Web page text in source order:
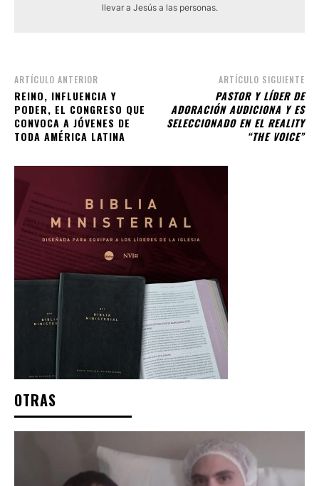
llevar a Jesús a las personas.
ARTÍCULO ANTERIOR
REINO, INFLUENCIA Y
PODER, EL CONGRESO QUE
CONVOCA A JÓVENES DE
TODA AMÉRICA LATINA
ARTÍCULO SIGUIENTE
PASTOR Y LÍDER DE
ADORACIÓN AUDICIONA Y ES
SELECCIONADO EN EL REALITY
“THE VOICE”
OTRAS